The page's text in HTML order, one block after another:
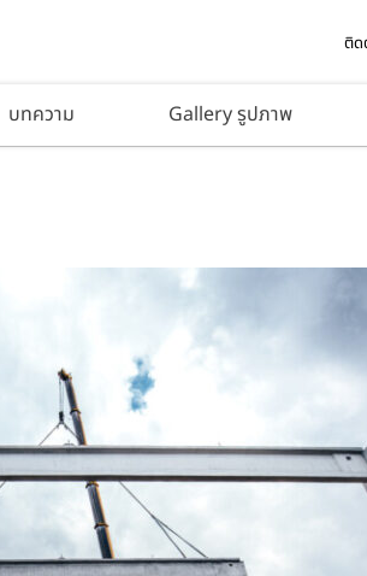
ติด
บทความ Gallery รูปภาพ